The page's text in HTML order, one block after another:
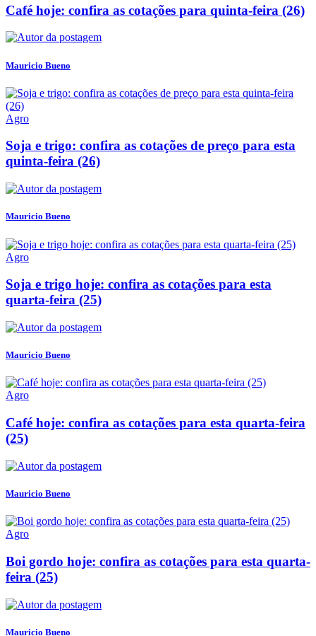
Café hoje: confira as cotações para quinta-feira (26)
Mauricio Bueno
Agro
Soja e trigo: confira as cotações de preço para esta
quinta-feira (26)
Mauricio Bueno
Agro
Soja e trigo hoje: confira as cotações para esta
quarta-feira (25)
Mauricio Bueno
Agro
Café hoje: confira as cotações para esta quarta-feira
(25)
Mauricio Bueno
Agro
Boi gordo hoje: confira as cotações para esta quarta-
feira (25)
Mauricio Bueno